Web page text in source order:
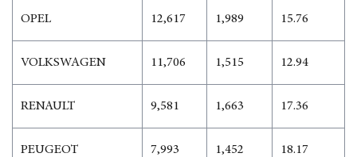
OPEL 12,617 1,989 15.76
VOLKSWAGEN 11,706 1,515 12.94
RENAULT 9,581 1,663 17.36
PEUGEOT 7,993 1,452 18.17